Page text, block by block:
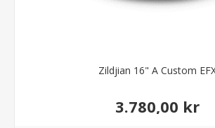
Zildjian 16" A Custom
3.780,00 kr